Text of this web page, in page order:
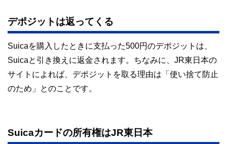
デポジットは返ってくる
Suicaを購入したときに支払った500円のデポジットは、
Suicaと引き換えに返金されます。ちなみに、JR東日本の
サイトによれば、デポジットを取る理由は「使い捨て防止
のため」とのことです。
Suicaカードの所有権はJR東日本